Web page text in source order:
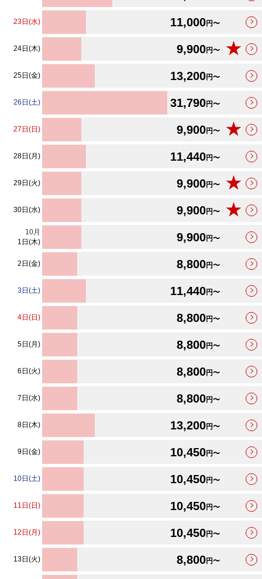
23日(水) 11,000円〜
24日(木) 9,900円〜 ★
25日(金) 13,200円〜
26日(土) 31,790円〜
27日(日) 9,900円〜 ★
28日(月) 11,440円〜
29日(火) 9,900円〜 ★
30日(水) 9,900円〜 ★
10月
1日(木)
9,900円〜
2日(金) 8,800円〜
3日(土) 11,440円〜
4日(日) 8,800円〜
5日(月) 8,800円〜
6日(火) 8,800円〜
7日(水) 8,800円〜
8日(木) 13,200円〜
9日(金) 10,450円〜
10日(土) 10,450円〜
11日(日) 10,450円〜
12日(月) 10,450円〜
13日(火) 8,800円〜